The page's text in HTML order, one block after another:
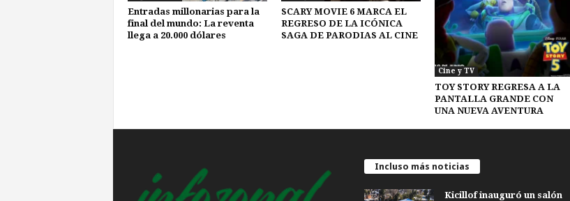
Entradas millonarias para la
final del mundo: La reventa
llega a 20.000 dólares
SCARY MOVIE 6 MARCA EL
REGRESO DE LA ICÓNICA
SAGA DE PARODIAS AL CINE
Cine y TV
TOY STORY REGRESA A LA
PANTALLA GRANDE CON
UNA NUEVA AVENTURA
Incluso más noticias
Kicillof inauguró un salón